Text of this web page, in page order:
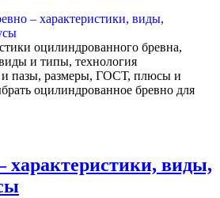
оцилиндрованного бревна,
и типы, технология
и пазы, размеры, ГОСТ, плюсы и
оцилиндрованное бревно для
характеристики, виды,